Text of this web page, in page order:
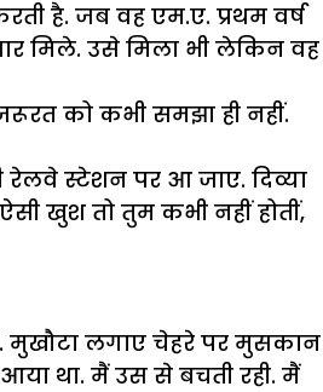
है. जब वह एम.ए. प्रथम वर्ष
मिले. उसे मिला भी लेकिन वह
को कभी समझा ही नहीं.
रेलवे स्टेशन पर आ जाए. दिव्या
खुश तो तुम कभी नहीं होतीं,
मुखौटा लगाए चेहरे पर मुसकान
आया था. मैं उस से बचती रही. मैं